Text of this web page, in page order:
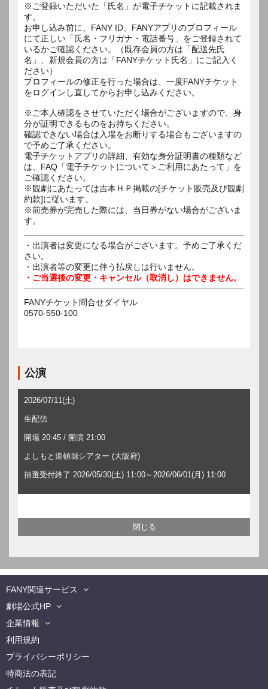
※ご登録いただいた「氏名」が電子チケットに記載されま
す。
お申し込み前に、FANY ID、FANYアプリのプロフィール
にて正しい「氏名・フリガナ・電話番号」をご登録されて
いるかご確認ください。（既存会員の方は「配送先氏
名」、新規会員の方は「FANYチケット氏名」にご記入く
ださい）
プロフィールの修正を行った場合は、一度FANYチケット
をログインし直してからお申し込みください。
※ご本人確認をさせていただく場合がございますので、身
分が証明できるものをお持ちください。
確認できない場合は入場をお断りする場合もございますの
で予めご了承ください。
電子チケットアプリの詳細、有効な身分証明書の種類など
は、FAQ「電子チケットについて＞ご利用にあたって」を
ご確認ください。
※観劇にあたっては吉本ＨＰ掲載の[チケット販売及び観劇
約款]に従います。
※前売券が完売した際には、当日券がない場合がございま
す。
・出演者は変更になる場合がございます。予めご了承くだ
さい。
・出演者等の変更に伴う払戻しは行いません。
・ご当選後の変更・キャンセル（取消し）はできません。
FANYチケット問合せダイヤル
0570-550-100
公演
2026/07/11(土)
生配信
開場 20:45 / 開演 21:00
よしもと道頓堀シアター (大阪府)
抽選受付終了 2026/05/30(土) 11:00～2026/06/01(月) 11:00
FANY関連サービス
劇場公式HP
企業情報
利用規約
プライバシーポリシー
特商法の表記